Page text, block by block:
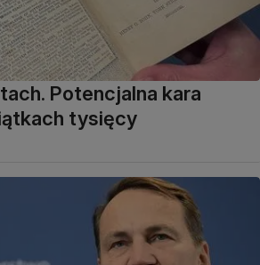
Potencjalna kara
tysięcy